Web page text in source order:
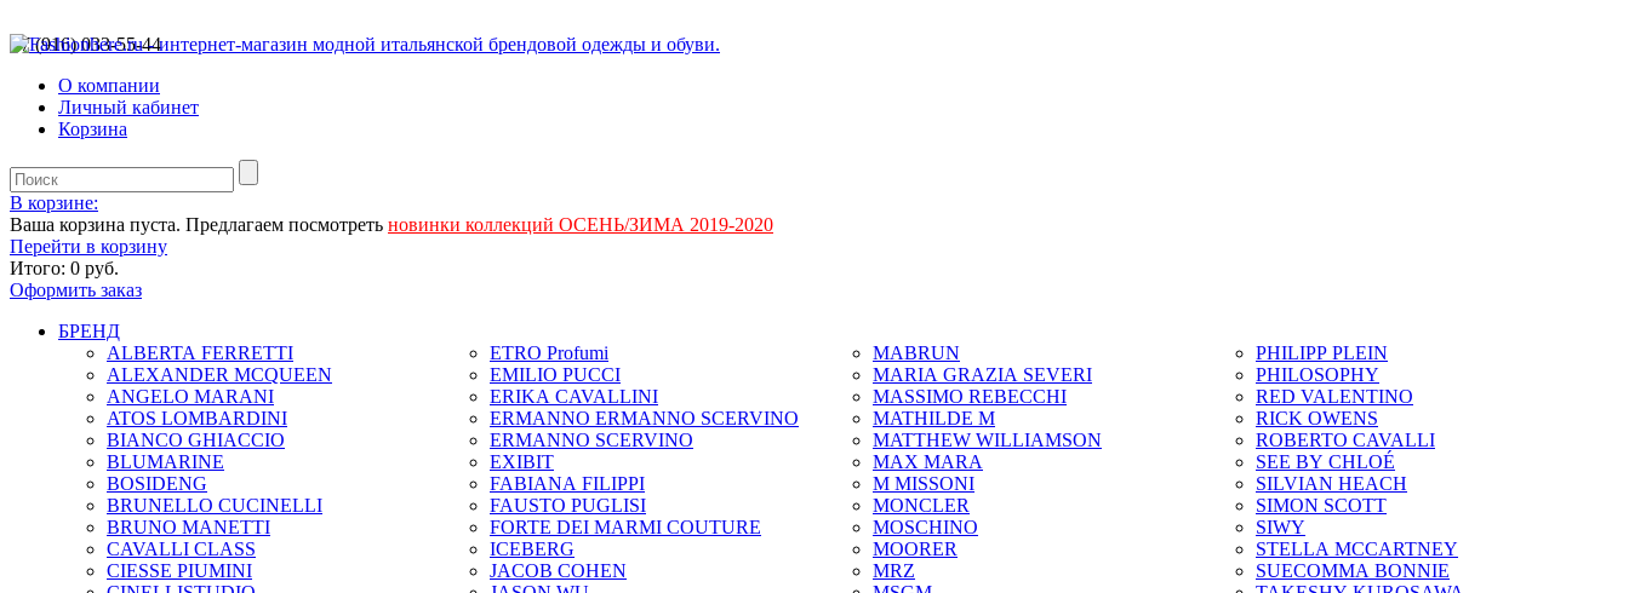
+7 (916) 033-55-44
О компании
Личный кабинет
Корзина
В корзине:
Ваша корзина пуста. Предлагаем посмотреть новинки коллекций ОСЕНЬ/ЗИМА 2019-2020
Перейти в корзину
Итого: 0 руб.
Оформить заказ
БРЕНД
ALBERTA FERRETTI
ALEXANDER MCQUEEN
ANGELO MARANI
ATOS LOMBARDINI
BIANCO GHIACCIO
BLUMARINE
BOSIDENG
BRUNELLO CUCINELLI
BRUNO MANETTI
CAVALLI CLASS
CIESSE PIUMINI
ETRO Profumi
EMILIO PUCCI
ERIKA CAVALLINI
ERMANNO ERMANNO SCERVINO
ERMANNO SCERVINO
EXIBIT
FABIANA FILIPPI
FAUSTO PUGLISI
FORTE DEI MARMI COUTURE
ICEBERG
JACOB COHEN
MABRUN
MARIA GRAZIA SEVERI
MASSIMO REBECCHI
MATHILDE M
MATTHEW WILLIAMSON
MAX MARA
M MISSONI
MONCLER
MOSCHINO
MOORER
MRZ
PHILIPP PLEIN
PHILOSOPHY
RED VALENTINO
RICK OWENS
ROBERTO CAVALLI
SEE BY CHLOÉ
SILVIAN HEACH
SIMON SCOTT
SIWY
STELLA MCCARTNEY
SUECOMMA BONNIE